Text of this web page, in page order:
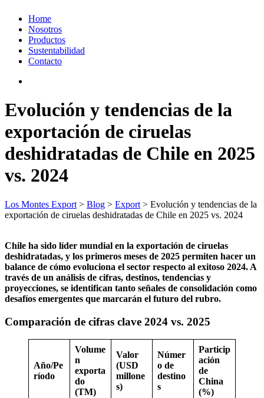
Home
Nosotros
Productos
Sustentabilidad
Contacto
Evolución y tendencias de la
exportación de ciruelas
deshidratadas de Chile en 2025
vs. 2024
Los Montes Export > Blog > Export > Evolución y tendencias de la
exportación de ciruelas deshidratadas de Chile en 2025 vs. 2024
Chile ha sido líder mundial en la exportación de ciruelas
deshidratadas, y los primeros meses de 2025 permiten hacer un
balance de cómo evoluciona el sector respecto al exitoso 2024. A
través de un análisis de cifras, destinos, tendencias y
proyecciones, se identifican tanto señales de consolidación como
desafíos emergentes que marcarán el futuro del rubro.
Comparación de cifras clave 2024 vs. 2025
Año/Pe
ríodo
Volume
n
exporta
do
(TM)
Valor
(USD
millone
s)
Númer
o de
destino
s
Particip
ación
de
China
(%)